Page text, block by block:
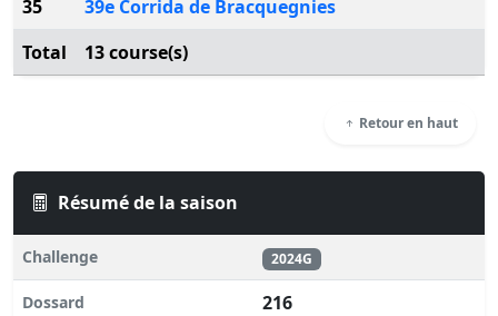
35
39e Corrida de Bracquegnies
Total
13 course(s)
Retour en haut
Résumé de la saison
Challenge 2024G
Dossard 216